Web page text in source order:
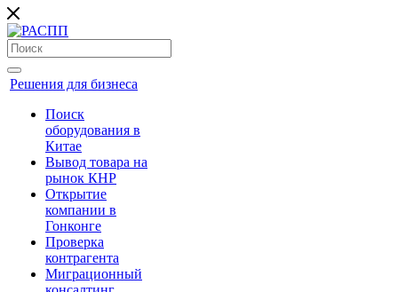
Решения для бизнеса
Поиск
оборудования в
Китае
Вывод товара на
рынок КНР
Открытие
компании в
Гонконге
Проверка
контрагента
Миграционный